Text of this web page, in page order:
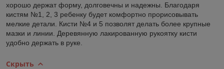
хорошо держат форму, долговечны и надежны. Благодаря
кистям №1, 2, 3 ребенку будет комфортно прорисовывать
мелкие детали. Кисти №4 и 5 позволят делать более крупные
мазки и линии. Деревянную лакированную рукоятку кисти
удобно держать в руке.
Скрыть